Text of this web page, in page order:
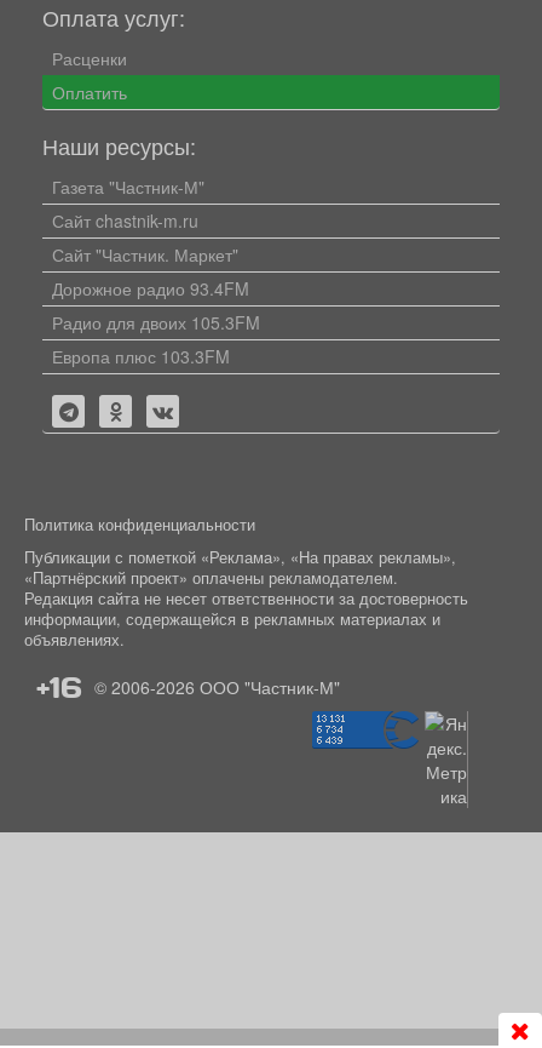
Оплата услуг:
Расценки
Оплатить
Наши ресурсы:
Газета "Частник-М"
Сайт chastnik-m.ru
Сайт "Частник. Маркет"
Дорожное радио 93.4FM
Радио для двоих 105.3FM
Европа плюс 103.3FM
Политика конфиденциальности
Публикации с пометкой «Реклама», «На правах рекламы»,
«Партнёрский проект» оплачены рекламодателем.
Редакция сайта не несет ответственности за достоверность
информации, содержащейся в рекламных материалах и
объявлениях.
+16 © 2006-2026 ООО "Частник-М"